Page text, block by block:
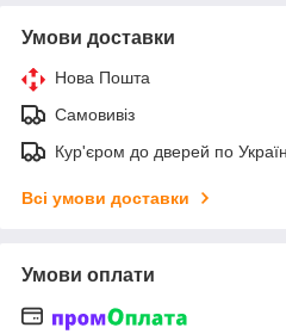
Умови доставки
Нова Пошта
Самовивіз
Кур'єром до дверей по
Всі умови доставки
Умови оплати